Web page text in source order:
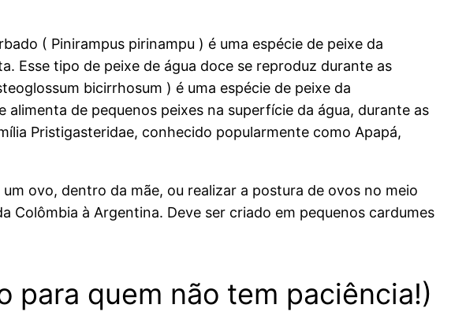
( Pinirampus pirinampu ) é uma espécie de peixe da
Esse tipo de peixe de água doce se reproduz durante as
bicirrhosum ) é uma espécie de peixe da
de pequenos peixes na superfície da água, durante as
Pristigasteridae, conhecido popularmente como Apapá,
ovo, dentro da mãe, ou realizar a postura de ovos no meio
Colômbia à Argentina. Deve ser criado em pequenos cardumes
para quem não tem paciência!)